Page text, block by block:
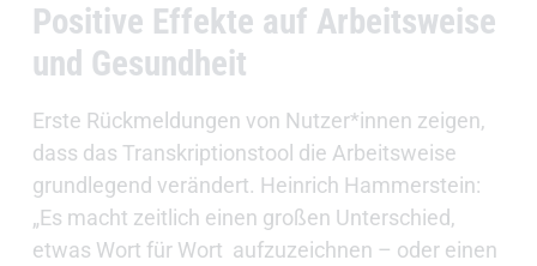
Positive Effekte auf Arbeitsweise
und Gesundheit
Erste Rückmeldungen von Nutzer*innen zeigen,
dass das Transkriptionstool die Arbeitsweise
grundlegend verändert. Heinrich Hammerstein:
„Es macht zeitlich einen großen Unterschied,
etwas Wort für Wort aufzuzeichnen – oder einen